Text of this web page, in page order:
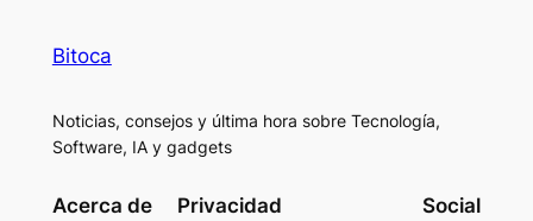
Bitoca
Noticias, consejos y última hora sobre Tecnología,
Software, IA y gadgets
Acerca de Privacidad Social